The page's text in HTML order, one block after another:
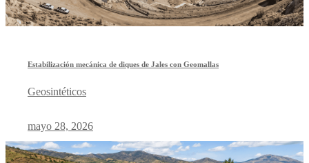
Estabilización mecánica de diques de Jales con Geomallas
Geosintéticos
mayo 28, 2026